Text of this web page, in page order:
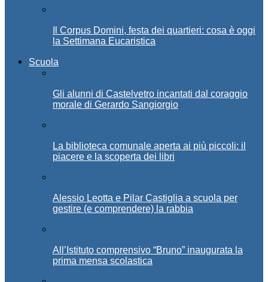
Il Corpus Domini, festa dei quartieri: cosa è oggi
la Settimana Eucaristica
Scuola
Gli alunni di Castelvetro incantati dal coraggio
morale di Gerardo Sangiorgio
La biblioteca comunale aperta ai più piccoli: il
piacere e la scoperta dei libri
Alessio Leotta e Pilar Castiglia a scuola per
gestire (e comprendere) la rabbia
All’Istituto comprensivo “Bruno” inaugurata la
prima mensa scolastica